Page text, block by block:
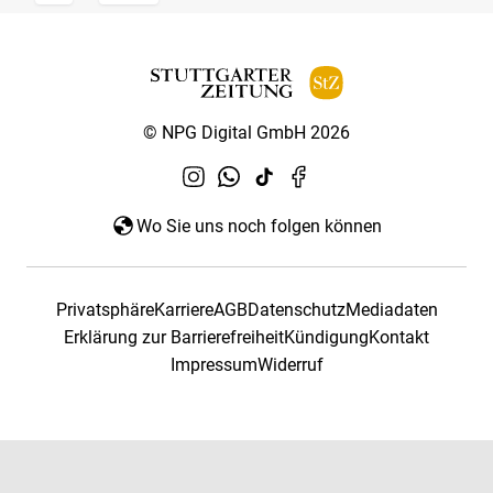
© NPG Digital GmbH 2026
Wo Sie uns noch folgen können
PrivatsphäreKarriereAGBDatenschutzMediadaten
Erklärung zur BarrierefreiheitKündigungKontakt
ImpressumWiderruf